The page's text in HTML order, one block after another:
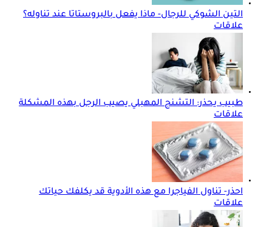
التين الشوكي للرجال- ماذا يفعل بالبروستاتا عند تناوله؟
علاقات
طبيب يحذر: التشنج المهبلي يصيب الرجل بهذه المشكلة
علاقات
احذر- تناول الفياجرا مع هذه الأدوية قد يكلفك حياتك
علاقات